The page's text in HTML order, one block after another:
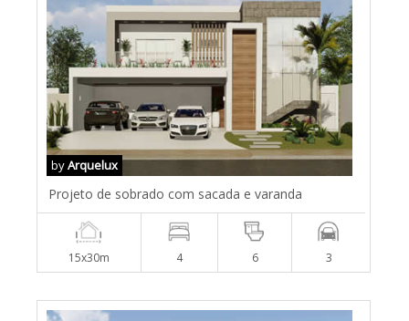
byArquelux
Projeto de sobrado com sacada e varanda
15x30m 4 6 3